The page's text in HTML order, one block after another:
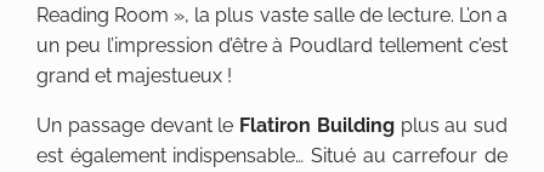
Reading Room », la plus vaste salle de lecture. L’on a
un peu l’impression d’être à Poudlard tellement c’est
grand et majestueux !
Un passage devant le Flatiron Buildingplus au sud
est également indispensable… Situé au carrefour de